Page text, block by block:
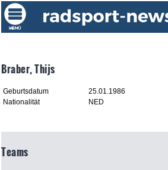
Braber, Thijs
Geburtsdatum
25.01.1986
Nationalität
NED
Teams